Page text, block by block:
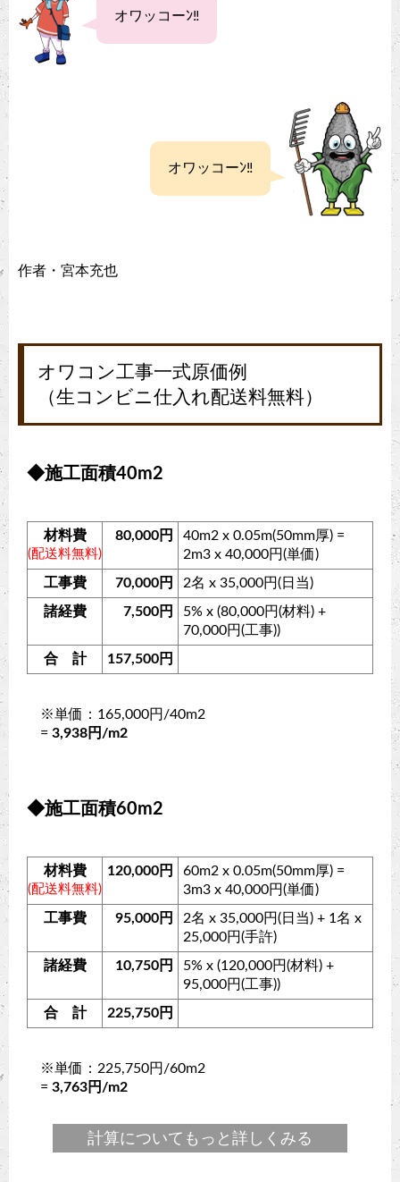
オワッコーﾝ‼
オワッコーﾝ‼
作者・宮本充也
オワコン工事一式原価例
（生コンビニ仕入れ配送料無料）
◆施工面積40m2
材料費
(配送料無料)
80,000円
40m2 x 0.05m(50mm厚) =
2m3 x 40,000円(単価)
工事費
70,000円
2名 x 35,000円(日当)
諸経費
7,500円
5% x (80,000円(材料) +
70,000円(工事))
合 計
157,500円
※単価：165,000円/40m2
= 3,938円/m2
◆施工面積60m2
材料費
(配送料無料)
120,000円
60m2 x 0.05m(50mm厚) =
3m3 x 40,000円(単価)
工事費
95,000円
2名 x 35,000円(日当) + 1名 x
25,000円(手許)
諸経費
10,750円
5% x (120,000円(材料) +
95,000円(工事))
合 計
225,750円
※単価：225,750円/60m2
= 3,763円/m2
計算についてもっと詳しくみる